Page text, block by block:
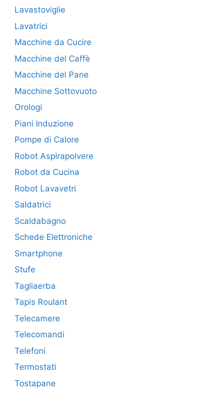
Lavastoviglie
Lavatrici
Macchine da Cucire
Macchine del Caffè
Macchine del Pane
Macchine Sottovuoto
Orologi
Piani Induzione
Pompe di Calore
Robot Aspirapolvere
Robot da Cucina
Robot Lavavetri
Saldatrici
Scaldabagno
Schede Elettroniche
Smartphone
Stufe
Tagliaerba
Tapis Roulant
Telecamere
Telecomandi
Telefoni
Termostati
Tostapane